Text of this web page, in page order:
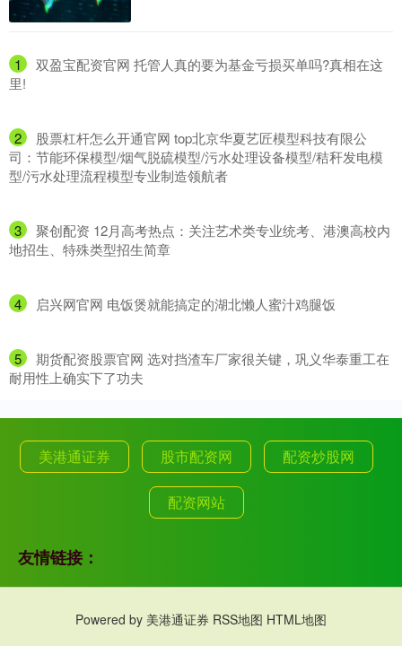
1
​双盈宝配资官网 托管人真的要为基金亏损买单吗?真相在这
里!
2
​股票杠杆怎么开通官网 top北京华夏艺匠模型科技有限公
司：节能环保模型/烟气脱硫模型/污水处理设备模型/秸秆发电模
型/污水处理流程模型专业制造领航者
3
​聚创配资 12月高考热点：关注艺术类专业统考、港澳高校内
地招生、特殊类型招生简章
4 ​启兴网官网 电饭煲就能搞定的湖北懒人蜜汁鸡腿饭
5
​期货配资股票官网 选对挡渣车厂家很关键，巩义华泰重工在
耐用性上确实下了功夫
美港通证券 股市配资网 配资炒股网
配资网站
友情链接：
Powered by 美港通证券 RSS地图 HTML地图